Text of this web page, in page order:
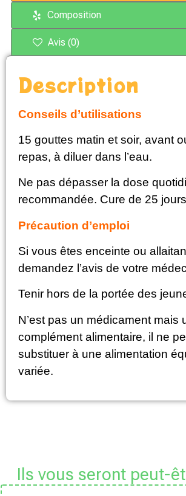
Composition
Avis (0)
Description
Conseils d’utilisations
15 gouttes matin et soir, avant
repas, à diluer dans l’eau.
Ne pas dépasser la dose
recommandée. Cure de 25
Précaution d’emploi
Si vous êtes enceinte ou
demandez l’avis de votre
Tenir hors de la portée des
N’est pas un médicament mais
complément alimentaire, il ne
substituer à une alimentation
variée.
Ils vous seront peut-